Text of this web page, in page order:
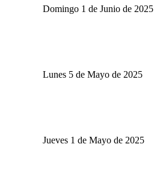
Domingo 1 de Junio de 2025
Lunes 5 de Mayo de 2025
Jueves 1 de Mayo de 2025